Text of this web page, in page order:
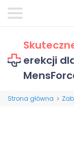
erekcji
Strona główna >